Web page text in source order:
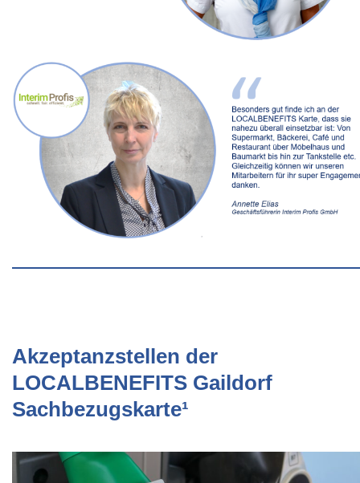
Akzeptanzstellen der
LOCALBENEFITS Gaildorf
Sachbezugskarte¹